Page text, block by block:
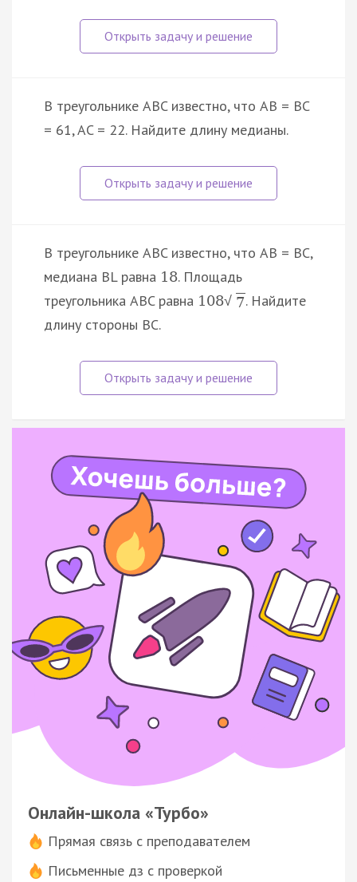
В треугольнике ABC известно, что AB = BC
= 61, AC = 22. Найдите длину медианы.
В треугольнике ABC известно, что AB = BC,
медиана BL равна 18. Площадь
треугольника ABC равна 108√ 7. Найдите
длину стороны BC.
Онлайн-школа «Турбо»
Прямая связь с преподавателем
Письменные дз с проверкой